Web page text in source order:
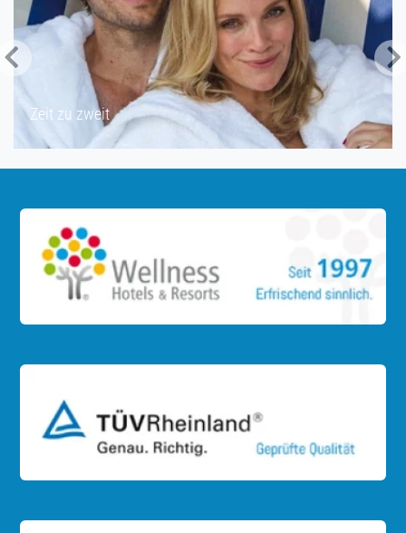
Zeit für Freundinnen